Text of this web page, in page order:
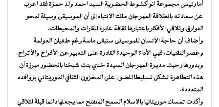
أما رئيس مجموعة انواكشوط الحضرية السيد احمد ولد حمزة فقد اعرب
عن سعادته بانطلاقة المهرجان ملفتا الانتباه إلى أن الموسيقى وسيلة لمحو
الفوارق وتلاقي الأفكار باعتبارها ثقافة عابرة للقارات والمحيطات.
وأضاف أن حاجة الإنسان للموسيقى ستبقى ماسة رغم طغيان العولمة
وعصر التقنيات، فهي الأداة الوحيدة القادرة على التعبير عن الأفراح والأتراح.
وبدورها رحبت مديرة المهرجان السيدة خدي بنت شيخنا بالحضور مبرزة أن
هذه التظاهرة تشكل تسليطا للضوء على المخزون الثقافي الموريتاني بروافده
المتعددة.
وأكدت تمسك موريتانيا بالاسلام السمح المنفتح مما يجعلها دائما قبلة لتلاقي